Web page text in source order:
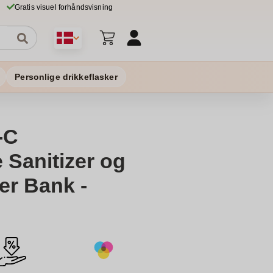
Gratis visuel forhåndsvisning
Personlige drikkeflasker
Sanitizer og
Bank -